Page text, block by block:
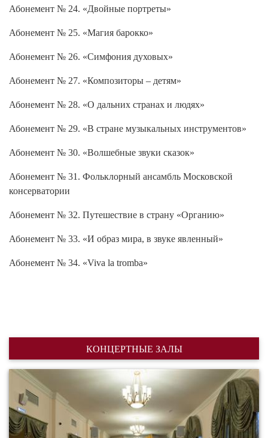
Абонемент № 24. «Двойные портреты»
Абонемент № 25. «Магия барокко»
Абонемент № 26. «Симфония духовых»
Абонемент № 27. «Композиторы – детям»
Абонемент № 28. «О дальних странах и людях»
Абонемент № 29. «В стране музыкальных инструментов»
Абонемент № 30. «Волшебные звуки сказок»
Абонемент № 31. Фольклорный ансамбль Московской
консерватории
Абонемент № 32. Путешествие в страну «Органию»
Абонемент № 33. «И образ мира, в звуке явленный»
Абонемент № 34. «Viva la tromba»
КОНЦЕРТНЫЕ ЗАЛЫ